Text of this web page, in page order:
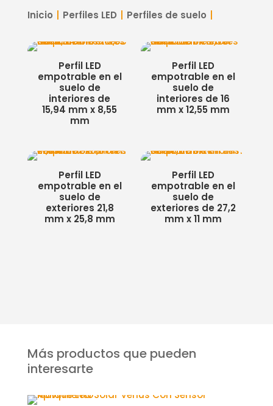
Inicio Perfiles LED Perfiles de suelo
Perfil LED
empotrable en el
suelo de
interiores de
15,94 mm x 8,55
mm
Perfil LED
empotrable en el
suelo de
interiores de 16
mm x 12,55 mm
Perfil LED
empotrable en el
suelo de
exteriores 21,8
mm x 25,8 mm
Perfil LED
empotrable en el
suelo de
exteriores de 27,2
mm x 11 mm
Más productos que pueden
interesarte